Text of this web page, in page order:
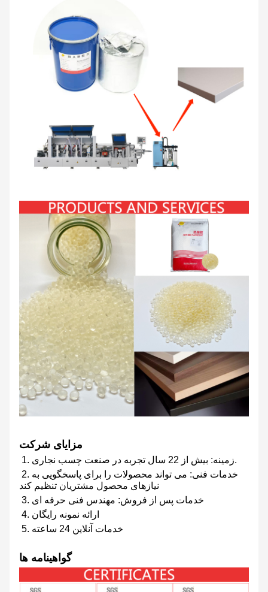
مزایای شرکت
1. زمینه: بیش از 22 سال تجربه در صنعت چسب نجاری.
2. خدمات فنی: می تواند محصولات را برای پاسخگویی به
نیازهای محصول مشتریان تنظیم کند
4. ارائه نمونه رایگان
5. خدمات آنلاین 24 ساعته
گواهینامه ها